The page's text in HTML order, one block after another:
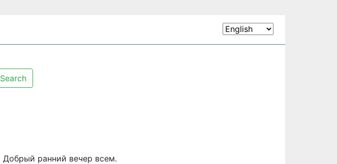
Search
Добрый ранний вечер всем.